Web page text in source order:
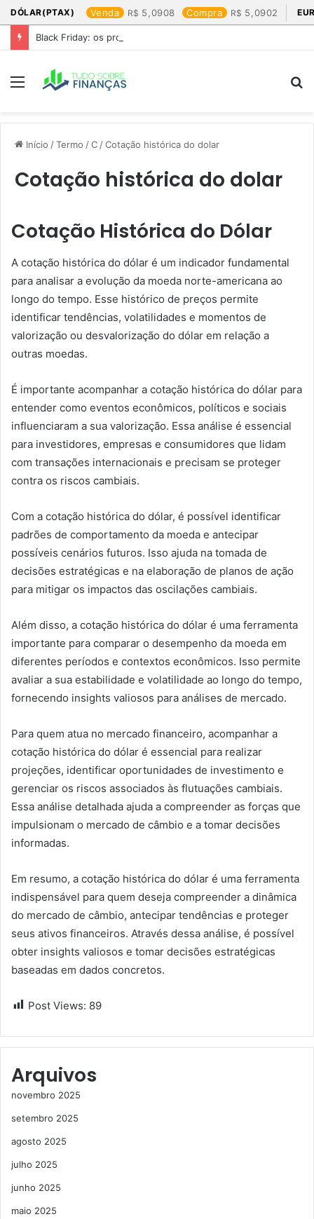
DÓLAR(PTAX) Venda 5,0908 Compra 5,0902
Black Friday: os produtos que mais valem a pena
Menu
Início /Termo /C /Cotação histórica do dolar​
Cotação histórica do dolar​
Cotação Histórica do Dólar
A cotação histórica do dólar é um indicador fundamental
para analisar a evolução da moeda norte-americana ao
longo do tempo. Esse histórico de preços permite
identificar tendências, volatilidades e momentos de
valorização ou desvalorização do dólar em relação a
outras moedas.
É importante acompanhar a cotação histórica do dólar para
entender como eventos econômicos, políticos e sociais
influenciaram a sua valorização. Essa análise é essencial
para investidores, empresas e consumidores que lidam
com transações internacionais e precisam se proteger
contra os riscos cambiais.
Com a cotação histórica do dólar, é possível identificar
padrões de comportamento da moeda e antecipar
possíveis cenários futuros. Isso ajuda na tomada de
decisões estratégicas e na elaboração de planos de ação
para mitigar os impactos das oscilações cambiais.
Além disso, a cotação histórica do dólar é uma ferramenta
importante para comparar o desempenho da moeda em
diferentes períodos e contextos econômicos. Isso permite
avaliar a sua estabilidade e volatilidade ao longo do tempo,
fornecendo insights valiosos para análises de mercado.
Para quem atua no mercado financeiro, acompanhar a
cotação histórica do dólar é essencial para realizar
projeções, identificar oportunidades de investimento e
gerenciar os riscos associados às flutuações cambiais.
Essa análise detalhada ajuda a compreender as forças que
impulsionam o mercado de câmbio e a tomar decisões
informadas.
Em resumo, a cotação histórica do dólar é uma ferramenta
indispensável para quem deseja compreender a dinâmica
do mercado de câmbio, antecipar tendências e proteger
seus ativos financeiros. Através dessa análise, é possível
obter insights valiosos e tomar decisões estratégicas
baseadas em dados concretos.
Post Views: 89
Arquivos
novembro 2025
setembro 2025
agosto 2025
julho 2025
junho 2025
maio 2025